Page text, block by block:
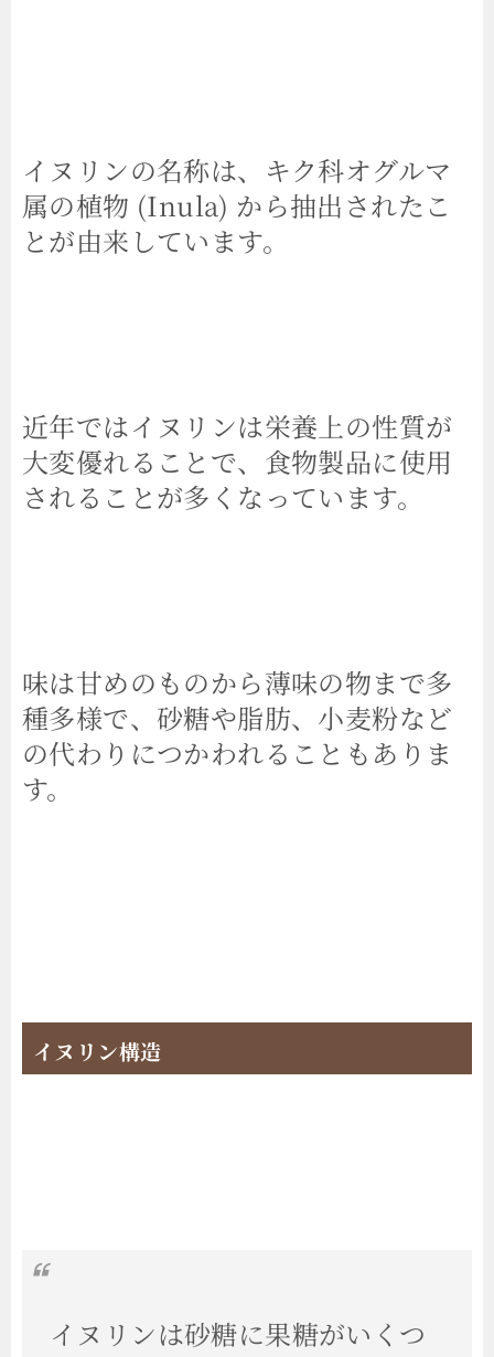
イヌリンの名称は、キク科オグルマ
属の植物 (Inula) から抽出されたこ
とが由来しています。
近年ではイヌリンは栄養上の性質が
大変優れることで、食物製品に使用
されることが多くなっています。
味は甘めのものから薄味の物まで多
種多様で、砂糖や脂肪、小麦粉など
の代わりにつかわれることもありま
す。
イヌリン構造
イヌリンは砂糖に果糖がいくつ